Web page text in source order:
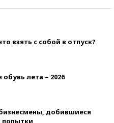
взять с собой в отпуск?
лета – 2026
добившиеся
попытки